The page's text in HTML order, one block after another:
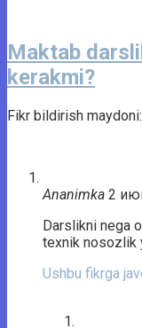
Maktab
kerakmi?
Fikr bildirish
Ananimka 2
Darslikni nega
texnik nosozlik
Ushbu fikrga